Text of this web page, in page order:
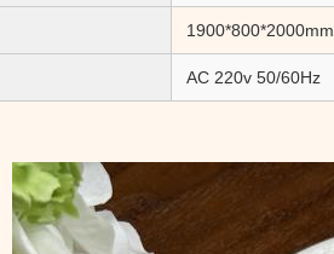
1900*800*2000mm
AC 220v 50/60Hz